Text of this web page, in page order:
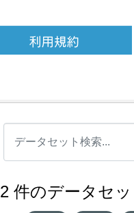
2 件のデータセ